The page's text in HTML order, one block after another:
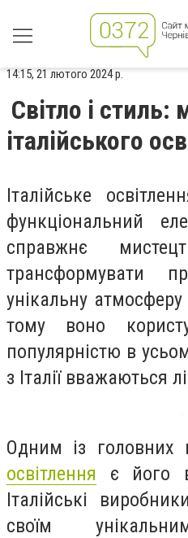
14:15, 21 лютого 2024 р.
Світло і стиль:
італійського
Італійське
функціональний
справжнє
трансформувати
унікальну
тому воно
популярністю в
з Італії вважаються
Одним із головних
освітлення є його
Італійські
своїм